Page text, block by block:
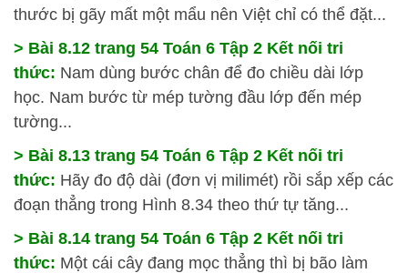
thước bị gãy mất một mẩu nên Việt chỉ có thể đặt...
> Bài 8.12 trang 54 Toán 6 Tập 2 Kết nối tri
thức: Nam dùng bước chân để đo chiều dài lớp
học. Nam bước từ mép tường đầu lớp đến mép
tường...
> Bài 8.13 trang 54 Toán 6 Tập 2 Kết nối tri
thức: Hãy đo độ dài (đơn vị milimét) rồi sắp xếp các
đoạn thẳng trong Hình 8.34 theo thứ tự tăng...
> Bài 8.14 trang 54 Toán 6 Tập 2 Kết nối tri
thức: Một cái cây đang mọc thẳng thì bị bão làm